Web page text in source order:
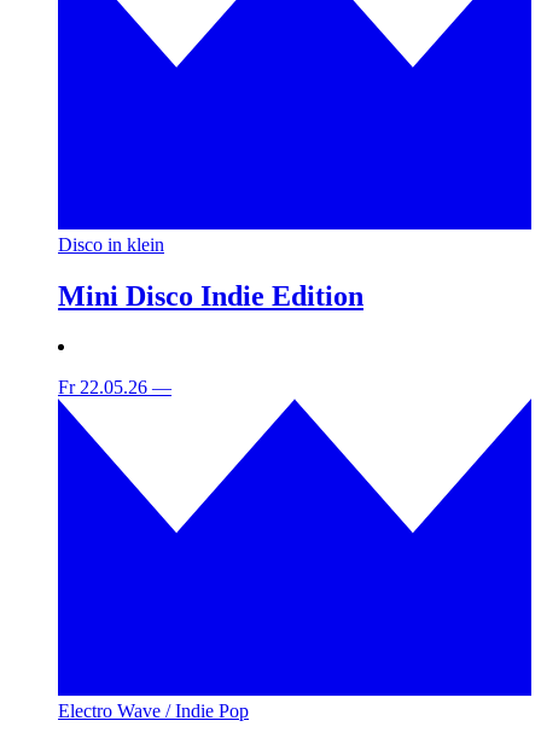
Disco in klein
Mini Disco Indie Edition
Fr 22.05.26 —
Electro Wave / Indie Pop